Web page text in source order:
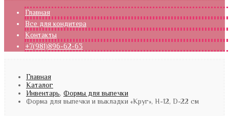
Главная
Все для кондитера
Контакты
+7(981)896-62-63
Главная
Каталог
Инвентарь, Формы для выпечки
Форма для выпечки и выкладки «Круг», H-12, D-22 см